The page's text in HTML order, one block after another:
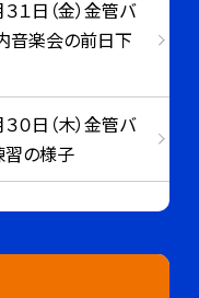
１日（金）金管バ
音楽会の前日下
０日（木）金管バ
習の様子